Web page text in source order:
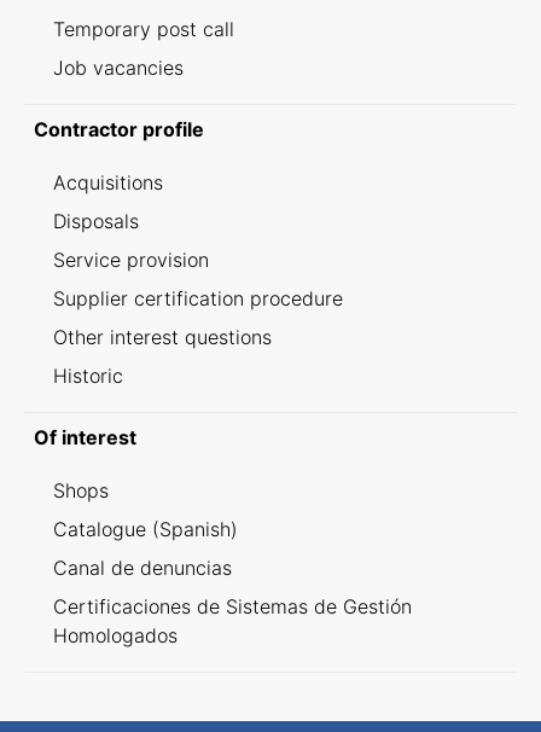
Temporary post call
Job vacancies
Contractor profile
Acquisitions
Disposals
Service provision
Supplier certification procedure
Other interest questions
Historic
Of interest
Shops
Catalogue (Spanish)
Canal de denuncias
Certificaciones de Sistemas de Gestión
Homologados